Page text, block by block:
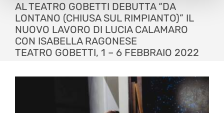
AL TEATRO GOBETTI DEBUTTA “DA
LONTANO (CHIUSA SUL RIMPIANTO)” IL
NUOVO LAVORO DI LUCIA CALAMARO
CON ISABELLA RAGONESE
TEATRO GOBETTI, 1 – 6 FEBBRAIO 2022